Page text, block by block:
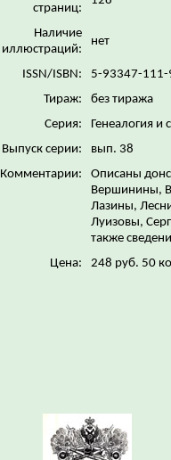
страниц:
Наличие
иллюстраций:
нет
ISSN/ISBN:
5-93347-
Тираж:
без тиража
Серия:
Генеалогия и
Выпуск серии:
вып. 38
Комментарии:
Описаны
Вершинины,
Лазины,
Луизовы,
также
Цена:
248 руб. 50